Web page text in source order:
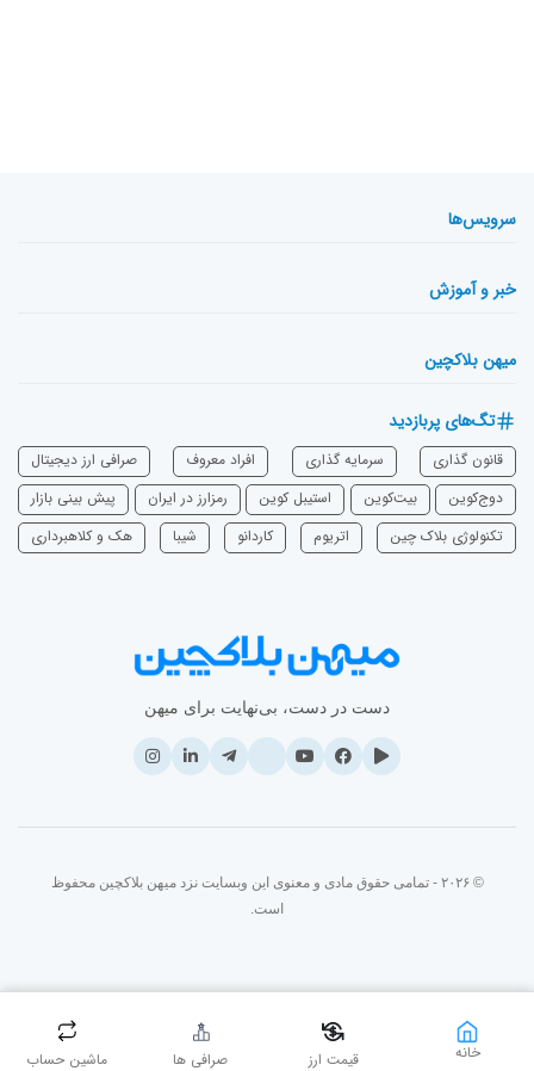
خانه قیمت ارز صرافی ها ماشین حساب
سرویس‌ها
خبر و آموزش
میهن بلاکچین
تگ‌های پربازدید
قانون گذاری سرمایه‌ گذاری افراد معروف
صرافی ارز دیجیتال
دوج‌کوین
بیت‌کوین استیبل کوین رمزارز در ایران
پیش بینی بازار
تکنولوژی بلاک چین
اتریوم ‌کاردانو شیبا هک و کلاهبرداری
دست در دست، بی‌نهایت برای میهن
© ۲۰۲۶ - تمامی حقوق مادی و معنوی این وبسایت نزد میهن بلاکچین محفوظ
است.